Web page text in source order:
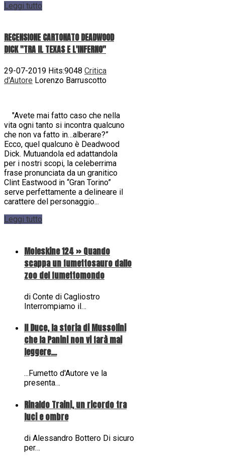
Leggi tutto
RECENSIONE CARTONATO DEADWOOD
DICK "TRA IL TEXAS E L'INFERNO"
29-07-2019 Hits:9048 Critica
d'Autore Lorenzo Barruscotto
"Avete mai fatto caso che nella
vita ogni tanto si incontra qualcuno
che non va fatto in…alberare?”
Ecco, quel qualcuno è Deadwood
Dick. Mutuandola ed adattandola
per i nostri scopi, la celeberrima
frase pronunciata da un granitico
Clint Eastwood in “Gran Torino”
serve perfettamente a delineare il
carattere del personaggio...
Leggi tutto
Moleskine 124 » Quando
scappa un fumettosauro dallo
zoo del fumettomondo
di Conte di Cagliostro
Interrompiamo il…
Il Duce, la storia di Mussolini
che la Panini non vi farà mai
leggere...
...Fumetto d'Autore ve la
presenta…
Rinaldo Traini, un ricordo tra
luci e ombre
di Alessandro Bottero Di sicuro
per…